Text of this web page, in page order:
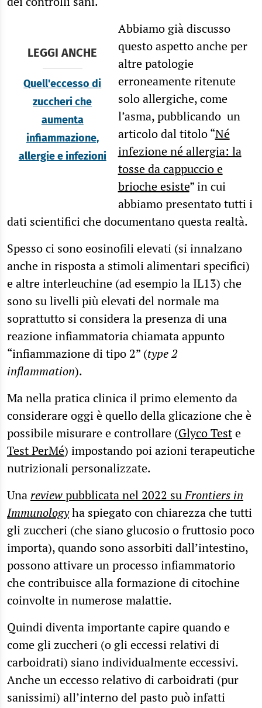
LEGGI ANCHE
Quell'eccesso di
zuccheri che
aumenta
infiammazione,
allergie e infezioni
Abbiamo già discusso
questo aspetto anche per
altre patologie
erroneamente ritenute
solo allergiche, come
l’asma, pubblicando un
articolo dal titolo “Né
infezione né allergia: la
tosse da cappuccio e
brioche esiste” in cui
abbiamo presentato tutti i
dati scientifici che documentano questa realtà.
Spesso ci sono eosinofili elevati (si innalzano
anche in risposta a stimoli alimentari specifici)
e altre interleuchine (ad esempio la IL13) che
sono su livelli più elevati del normale ma
soprattutto si considera la presenza di una
reazione infiammatoria chiamata appunto
“infiammazione di tipo 2” (type 2
inflammation).
Ma nella pratica clinica il primo elemento da
considerare oggi è quello della glicazione che è
possibile misurare e controllare (Glyco Teste
Test PerMé) impostando poi azioni terapeutiche
nutrizionali personalizzate.
Una reviewpubblicata nel 2022 suFrontiers in
Immunologyha spiegato con chiarezza che tutti
gli zuccheri (che siano glucosio o fruttosio poco
importa), quando sono assorbiti dall’intestino,
possono attivare un processo infiammatorio
che contribuisce alla formazione di citochine
coinvolte in numerose malattie.
Quindi diventa importante capire quando e
come gli zuccheri (o gli eccessi relativi di
carboidrati) siano individualmente eccessivi.
Anche un eccesso relativo di carboidrati (pur
sanissimi) all’interno del pasto può infatti